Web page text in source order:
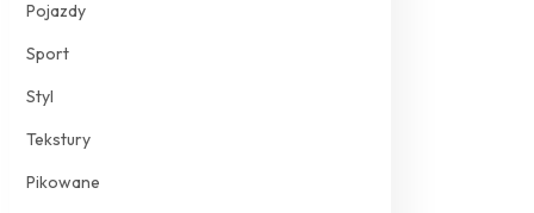
Pojazdy
Sport
Styl
Tekstury
Pikowane